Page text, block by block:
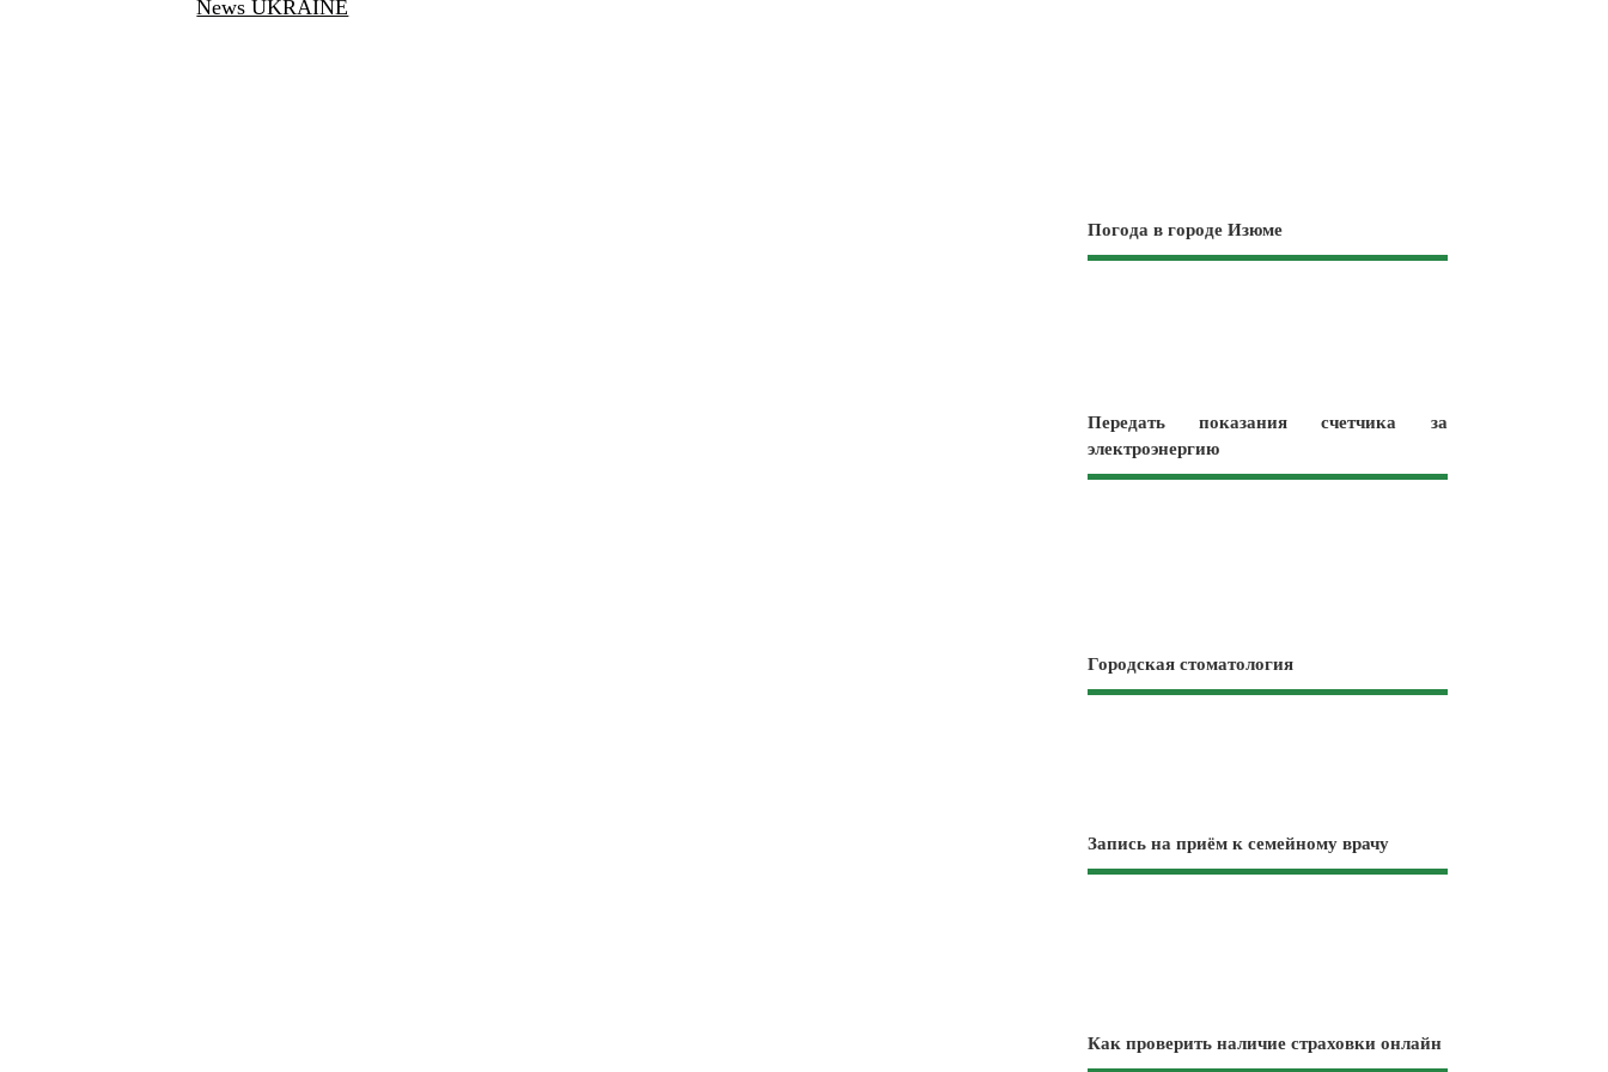
News UKRAINE
Погода в городе Изюме
Передать показания счетчика за
электроэнергию
Городская стоматология
Запись на приём к семейному врачу
Как проверить наличие страховки онлайн